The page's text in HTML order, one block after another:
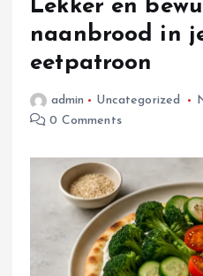
Lekker en
naanbrood in
eetpatroon
admin Uncategorized
0 Comments